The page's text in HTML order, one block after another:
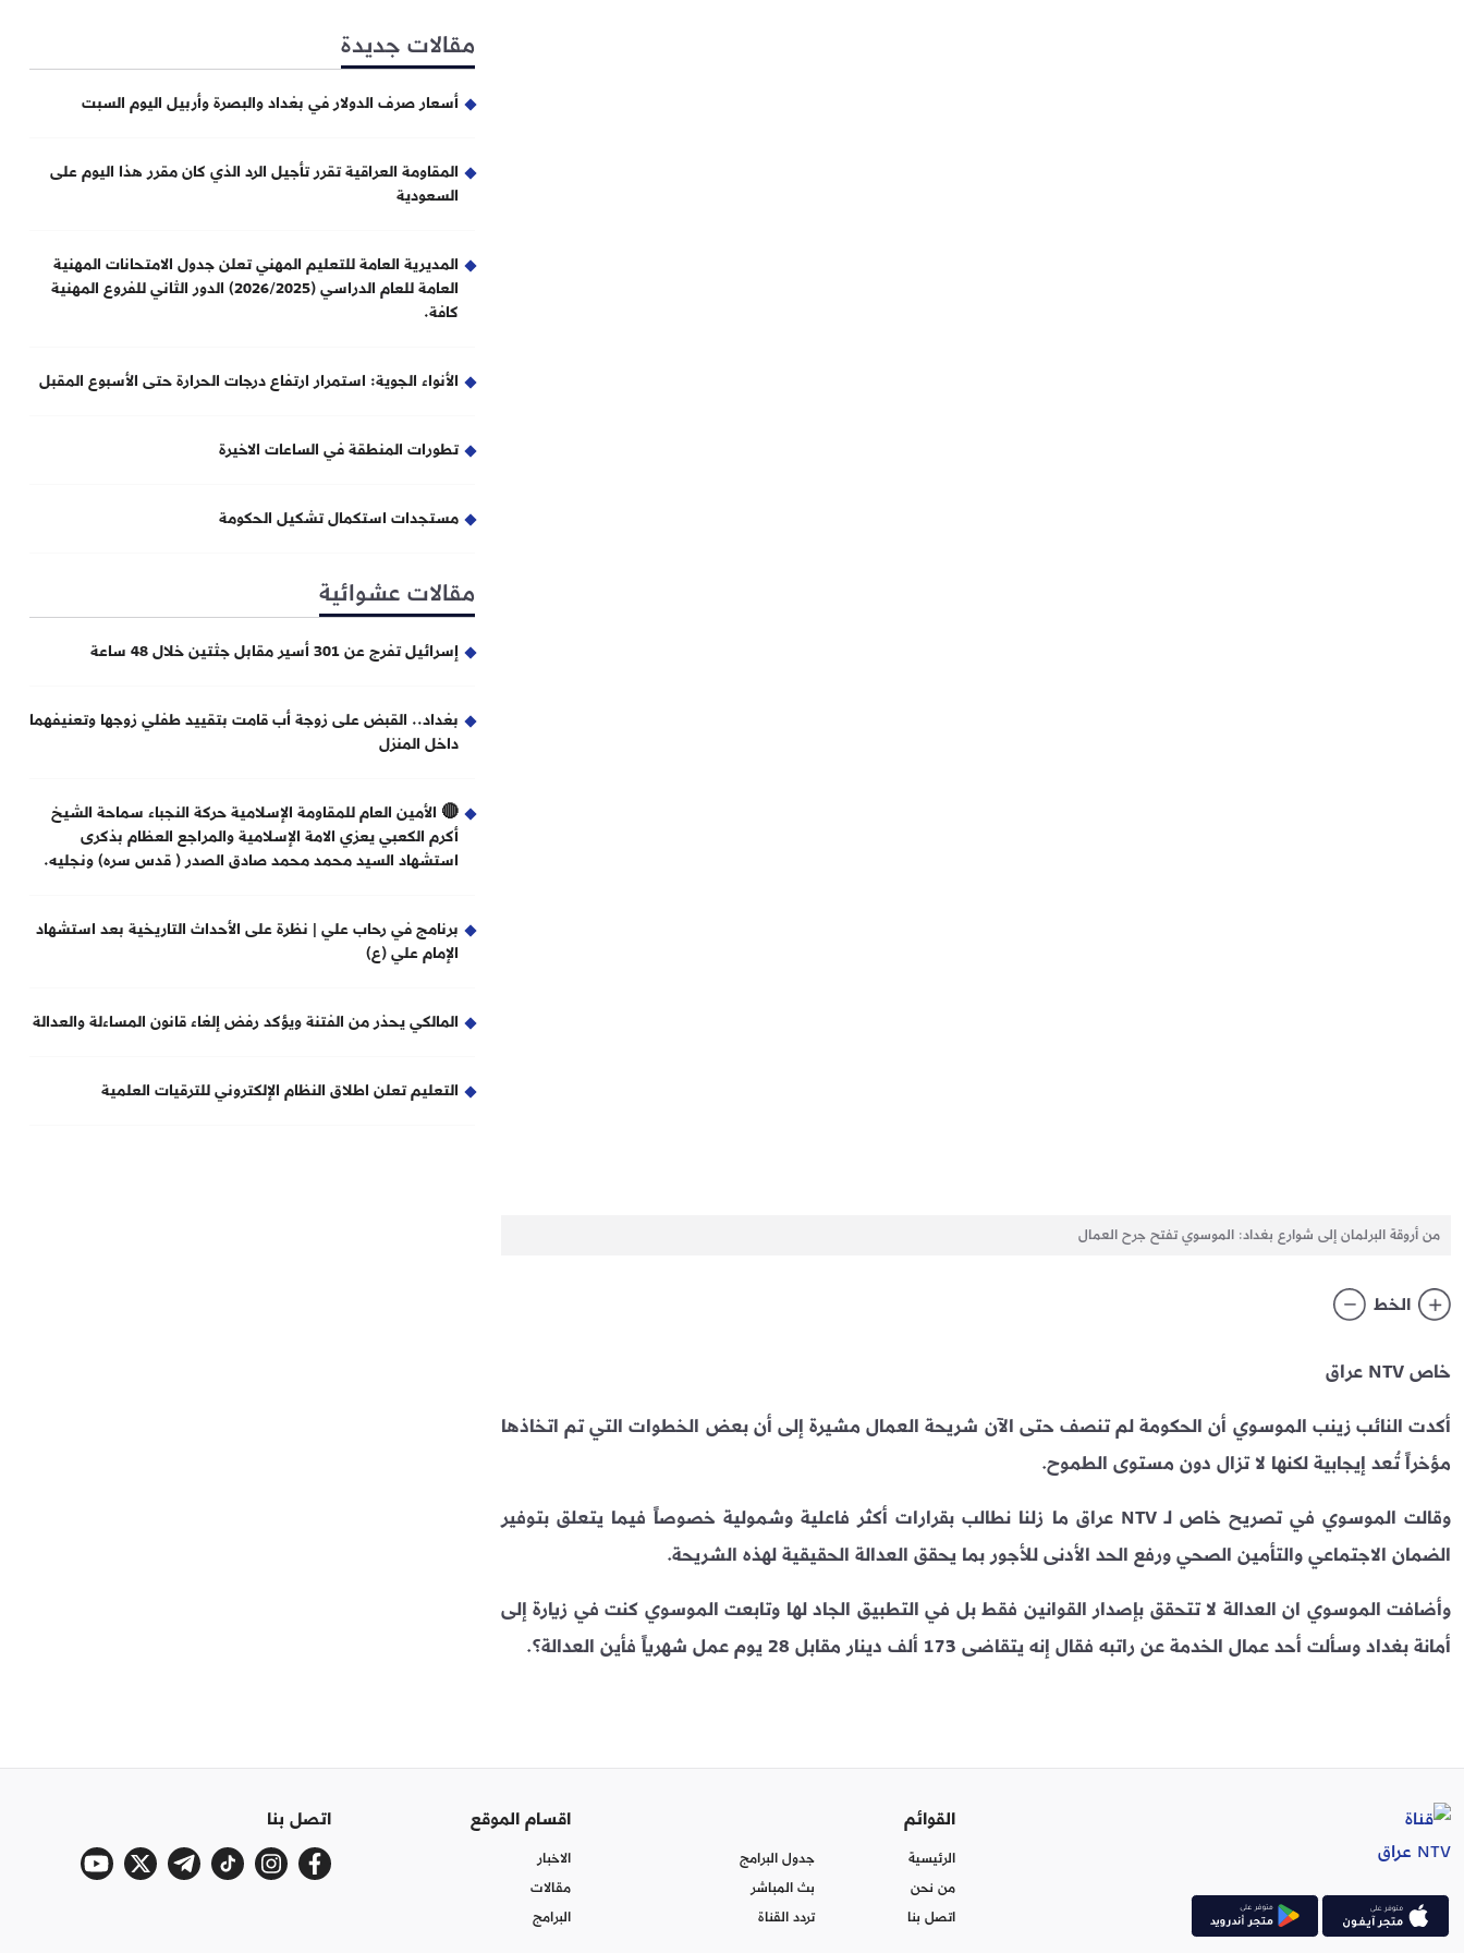
من أروقة البرلمان إلى شوارع بغداد: الموسوي تفتح جرح العمال
الخط
خاص NTV عراق
أكدت النائب زينب الموسوي أن الحكومة لم تنصف حتى الآن شريحة العمال مشيرة إلى أن بعض الخطوات التي تم اتخاذها
مؤخراً تُعد إيجابية لكنها لا تزال دون مستوى الطموح.
وقالت الموسوي في تصريح خاص لـ NTV عراق ما زلنا نطالب بقرارات أكثر فاعلية وشمولية خصوصاً فيما يتعلق بتوفير
الضمان الاجتماعي والتأمين الصحي ورفع الحد الأدنى للأجور بما يحقق العدالة الحقيقية لهذه الشريحة.
وأضافت الموسوي ان العدالة لا تتحقق بإصدار القوانين فقط بل في التطبيق الجاد لها وتابعت الموسوي كنت في زيارة إلى
أمانة بغداد وسألت أحد عمال الخدمة عن راتبه فقال إنه يتقاضى 173 ألف دينار مقابل 28 يوم عمل شهرياً فأين العدالة؟.
مقالات جديدة
أسعار صرف الدولار في بغداد والبصرة وأربيل اليوم السبت
المقاومة العراقية تقرر تأجيل الرد الذي كان مقرر هذا اليوم على
السعودية
المديرية العامة للتعليم المهني تعلن جدول الامتحانات المهنية
العامة للعام الدراسي (2026/2025) الدور الثاني للفروع المهنية
كافة.
الأنواء الجوية: استمرار ارتفاع درجات الحرارة حتى الأسبوع المقبل
تطورات المنطقة في الساعات الاخيرة
مستجدات استكمال تشكيل الحكومة
مقالات عشوائية
إسرائيل تفرج عن 301 أسير مقابل جثتين خلال 48 ساعة
بغداد.. القبض على زوجة أب قامت بتقييد طفلي زوجها وتعنيفهما
داخل المنزل
🔴 الأمين العام للمقاومة الإسلامية حركة النجباء سماحة الشيخ
أكرم الكعبي يعزي الامة الإسلامية والمراجع العظام بذكرى
استشهاد السيد محمد محمد صادق الصدر ( قدس سره) ونجليه.
برنامج في رحاب علي | نظرة على الأحداث التاريخية بعد استشهاد
الإمام علي (ع)
المالكي يحذر من الفتنة ويؤكد رفض إلغاء قانون المساءلة والعدالة
التعليم تعلن اطلاق النظام الإلكتروني للترقيات العلمية
القوائم
الرئيسية
من نحن
اتصل بنا
جدول البرامج
بث المباشر
تردد القناة
اقسام الموقع
الاخبار
مقالات
البرامج
اتصل بنا